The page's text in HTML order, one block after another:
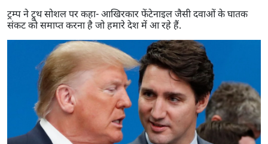
ट्रम्प ने ट्रुथ सोशल पर कहा- आखिरकार फेंटेनाइल जैसी दवाओं के घातक
संकट को समाप्त करना है जो हमारे देश में आ रहे हैं.